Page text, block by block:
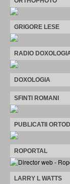
GRIGORE LESE
RADIO
DOXOLOGIA
SFINTI ROMANI
PUBLICATII
ROPORTAL
LARRY L WATTS